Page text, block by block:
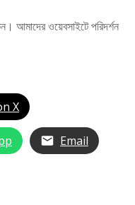
আমাদের ওয়েবসাইটে পরিদর্শন
X
Email